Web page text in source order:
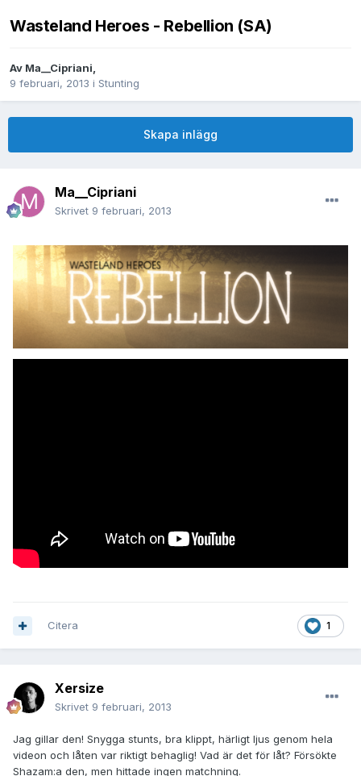
Wasteland Heroes - Rebellion (SA)
Av Ma__Cipriani,
9 februari, 2013 i Stunting
Skapa inlägg
Ma__Cipriani
Skrivet 9 februari, 2013
1
Citera
Xersize
Skrivet 9 februari, 2013
Jag gillar den! Snygga stunts, bra klippt, härligt ljus genom hela
videon och låten var riktigt behaglig! Vad är det för låt? Försökte
Shazam:a den, men hittade ingen matchning.